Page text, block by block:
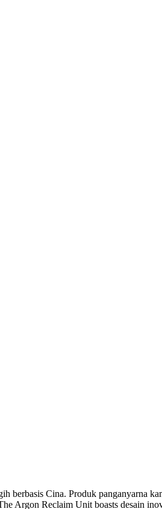
berbasis Cina. Produk panganyarna
Argon Reclaim Unit boasts desain